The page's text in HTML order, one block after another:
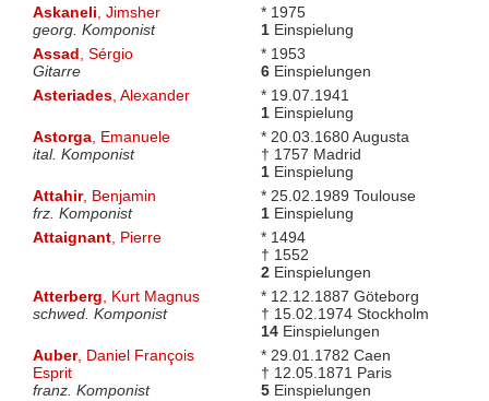
Askaneli, Jimsher
georg. Komponist
* 1975
1Einspielung
Assad, Sérgio
Gitarre
* 1953
6Einspielungen
Asteriades, Alexander
* 19.07.1941
1Einspielung
Astorga, Emanuele
ital. Komponist
* 20.03.1680 Augusta
† 1757 Madrid
1Einspielung
Attahir, Benjamin
frz. Komponist
* 25.02.1989 Toulouse
1Einspielung
Attaignant, Pierre
* 1494
† 1552
2Einspielungen
Atterberg, Kurt Magnus
schwed. Komponist
* 12.12.1887 Göteborg
† 15.02.1974 Stockholm
14Einspielungen
Auber, Daniel François
Esprit
franz. Komponist
* 29.01.1782 Caen
† 12.05.1871 Paris
5Einspielungen